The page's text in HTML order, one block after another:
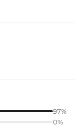
97%
0%